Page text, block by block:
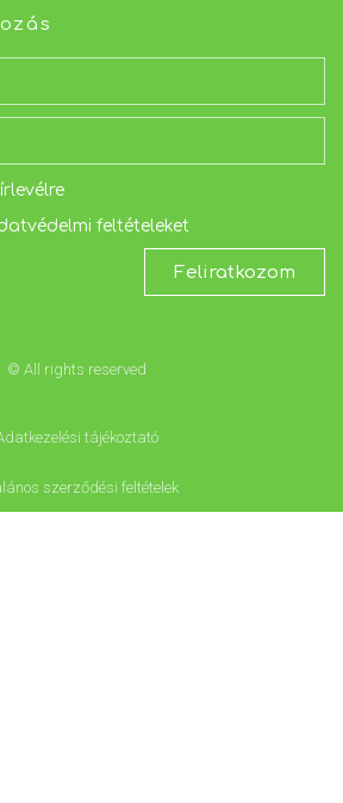
feltételeket
Feliratkozom
© All rights reserved
tájékoztató
szerződési feltételek